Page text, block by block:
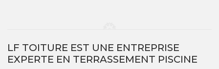
LF TOITURE EST UNE ENTREPRISE
EXPERTE EN TERRASSEMENT PISCINE